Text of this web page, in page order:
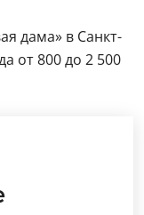
дама» в Санкт-
от 800 до 2 500